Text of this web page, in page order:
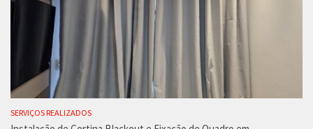
SERVIÇOS REALIZADOS